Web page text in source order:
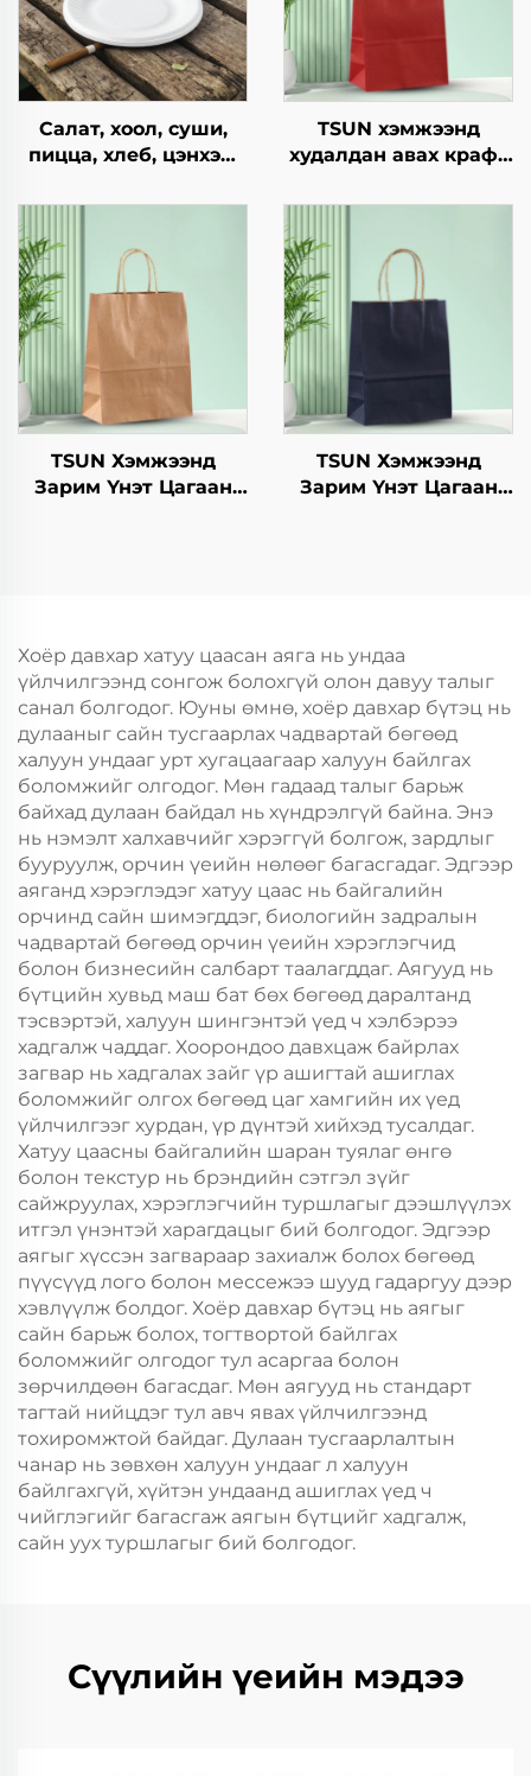
Салат, хоол, суши,
пицца, хлеб, цэнхэр,
гамбургерийг
зориулагдсан буцаж
ашиглах боломжтой
крафт хавтангаас
бүрдсэн дагуу, цэцэг,
хөнгөн хоолны
ашиглахад
TSUN хэмжээнд
худалдан авах крафт
төвөгтэй бүтээгдсэн
логотой зах зээл,
Нийлүүлэх
он/Christmas-ийн
өрөөний баримт
TSUN Хэмжээнд
Зарим Үнэт Цагаан
TSUN Хэмжээнд
Зарим Үнэт Цагаан
Хоёр давхар хатуу цаасан аяга нь ундаа
үйлчилгээнд сонгож болохгүй олон давуу талыг
санал болгодог. Юуны өмнө, хоёр давхар бүтэц нь
дулааныг сайн тусгаарлах чадвартай бөгөөд
халуун ундааг урт хугацаагаар халуун байлгах
боломжийг олгодог. Мөн гадаад талыг барьж
байхад дулаан байдал нь хүндрэлгүй байна. Энэ
нь нэмэлт халхавчийг хэрэггүй болгож, зардлыг
бууруулж, орчин үеийн нөлөөг багасгадаг. Эдгээр
аяганд хэрэглэдэг хатуу цаас нь байгалийн
орчинд сайн шимэгддэг, биологийн задралын
чадвартай бөгөөд орчин үеийн хэрэглэгчид
болон бизнесийн салбарт таалагддаг. Аягууд нь
бүтцийн хувьд маш бат бөх бөгөөд даралтанд
тэсвэртэй, халуун шингэнтэй үед ч хэлбэрээ
хадгалж чаддаг. Хоорондоо давхцаж байрлах
загвар нь хадгалах зайг үр ашигтай ашиглах
боломжийг олгох бөгөөд цаг хамгийн их үед
үйлчилгээг хурдан, үр дүнтэй хийхэд тусалдаг.
Хатуу цаасны байгалийн шаран туялаг өнгө
болон текстур нь брэндийн сэтгэл зүйг
сайжруулах, хэрэглэгчийн туршлагыг дээшлүүлэх
итгэл үнэнтэй харагдацыг бий болгодог. Эдгээр
аягыг хүссэн загвараар захиалж болох бөгөөд
пүүсүүд лого болон мессежээ шууд гадаргуу дээр
хэвлүүлж болдог. Хоёр давхар бүтэц нь аягыг
сайн барьж болох, тогтвортой байлгах
боломжийг олгодог тул асаргаа болон
зөрчилдөөн багасдаг. Мөн аягууд нь стандарт
тагтай нийцдэг тул авч явах үйлчилгээнд
тохиромжтой байдаг. Дулаан тусгаарлалтын
чанар нь зөвхөн халуун ундааг л халуун
байлгахгүй, хүйтэн ундаанд ашиглах үед ч
чийглэгийг багасгаж аягын бүтцийг хадгалж,
сайн уух туршлагыг бий болгодог.
Сүүлийн үеийн мэдээ